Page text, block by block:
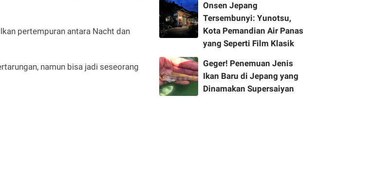
pertempuran antara Nacht dan
namun bisa jadi seseorang
Onsen Jepang
Tersembunyi: Yunotsu,
Kota Pemandian Air Panas
yang Seperti Film Klasik
Geger! Penemuan Jenis
Ikan Baru di Jepang yang
Dinamakan Supersaiyan